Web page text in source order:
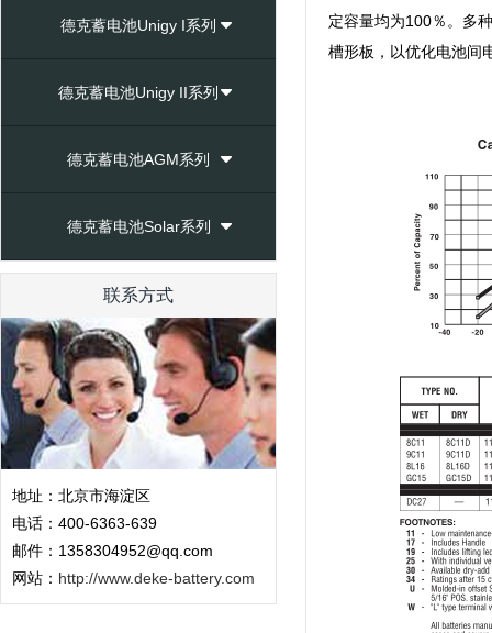
德克蓄电池Unigy I系列
德克蓄电池Unigy II系列
德克蓄电池AGM系列
德克蓄电池Solar系列
联系方式
地址：北京市海淀区
电话：400-6363-639
邮件：1358304952@qq.com
网站： http://www.deke-battery.com
定容量均为100％。多
槽形板，以优化电池间